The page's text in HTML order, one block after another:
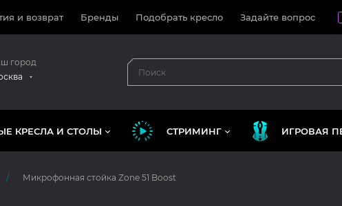
и возврат Бренды Подобрать кресло Задайте вопрос
город
КРЕСЛА И СТОЛЫ СТРИМИНГ ИГРОВАЯ
Микрофонная стойка Zone 51 Boost